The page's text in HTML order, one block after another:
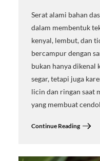
Serat alami bahan
dalam membentuk
kenyal, lembut, dan
bercampur dengan
bukan hanya dikenal
segar, tetapi juga
licin dan ringan saat
yang membuat
Continue Reading